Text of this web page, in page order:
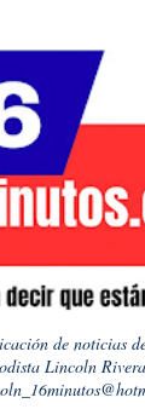
de noticias
Lincoln